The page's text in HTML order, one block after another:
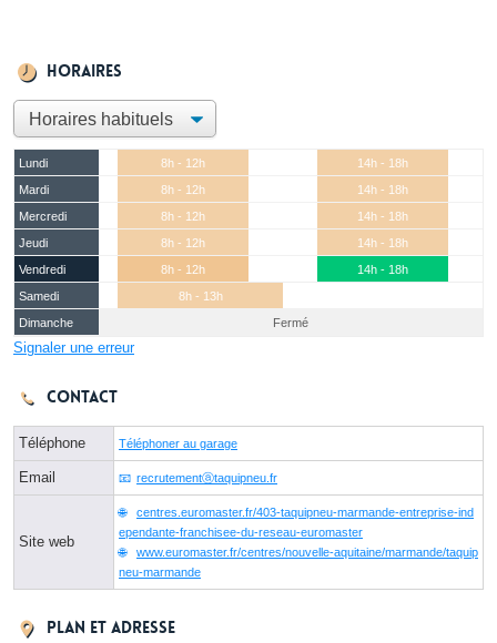
Horaires
Lundi 8h - 12h
14h - 18h
Mardi
8h - 12h
14h - 18h
Mercredi
8h - 12h
14h - 18h
Jeudi
8h - 12h
14h - 18h
Vendredi
8h - 12h
14h - 18h
Samedi
8h - 13h
Dimanche
Fermé
Signaler une erreur
Contact
Téléphone Téléphoner au garage
Email recrutementⓐtaquipneu.fr
Site web
centres.euromaster.fr/403-taquipneu-marmande-entreprise-ind
ependante-franchisee-du-reseau-euromaster
www.euromaster.fr/centres/nouvelle-aquitaine/marmande/taquip
neu-marmande
Plan et adresse